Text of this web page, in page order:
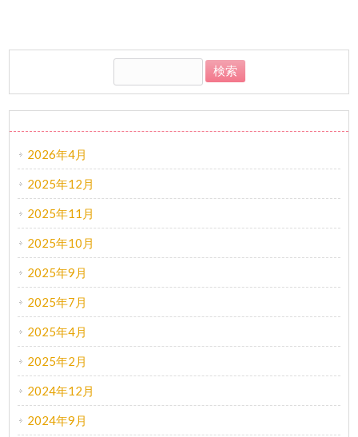
2026年4月
2025年12月
2025年11月
2025年10月
2025年9月
2025年7月
2025年4月
2025年2月
2024年12月
2024年9月